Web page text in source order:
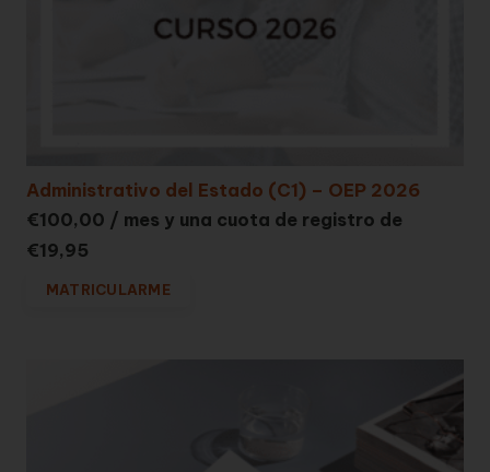
Administrativo del Estado (C1) – OEP 2026
€100,00 / mes y una cuota de registro de
€19,95
MATRICULARME